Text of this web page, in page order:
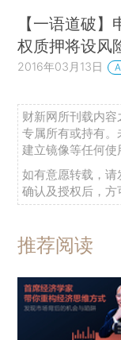
【一语道破
权质押将设风
2016年03月13日
财新网所刊载内
专属所有或持有
建立镜像等任何使
如有意愿转载，请
确认及授权后，方
推荐阅读